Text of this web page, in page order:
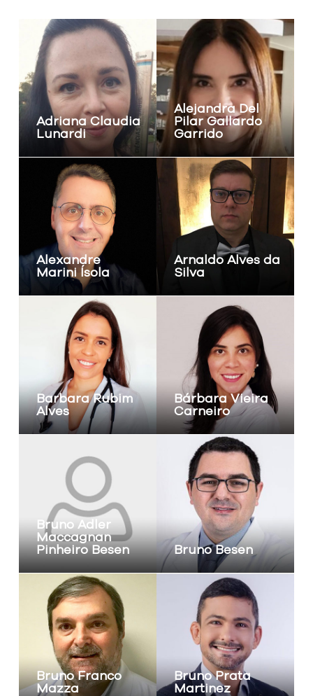
Adriana Claudia
Lunardi
Alejandra Del
Pilar Gallardo
Garrido
Alexandre
Marini Ísola
Arnaldo Alves da
Silva
Barbara Rubim
Alves
Bárbara Vieira
Carneiro
Bruno Adler
Maccagnan
Pinheiro Besen
Bruno Besen
Bruno Franco
Mazza
Bruno Prata
Martinez